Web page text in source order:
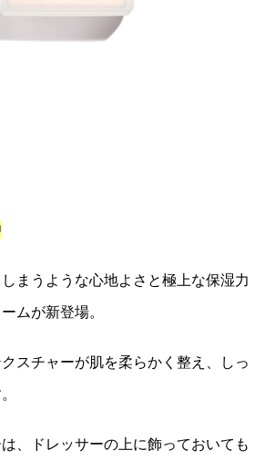
まうような心地よさと極上な保湿力
ムが新登場。
スチャーが肌を柔らかく整え、しっ
、ドレッサーの上に飾っておいても